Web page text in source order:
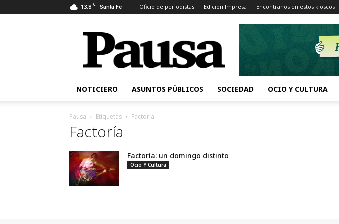
13.8 C Santa Fe Oficio de periodistas Edición Impresa Encontranos en estos kioscos
Pausa
NOTICIERO ASUNTOS PÚBLICOS SOCIEDAD OCIO Y CULTURA
Pausa Etiquetas Factoría
Factoría
Factoría: un domingo distinto
Ocio Y Cultura